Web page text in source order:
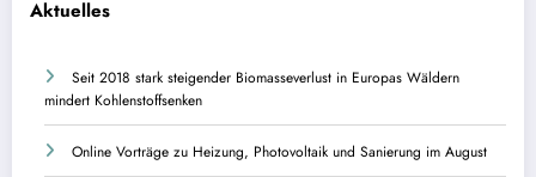
Aktuelles
Seit 2018 stark steigender Biomasseverlust in Europas Wäldern
mindert Kohlenstoffsenken
Online Vorträge zu Heizung, Photovoltaik und Sanierung im August